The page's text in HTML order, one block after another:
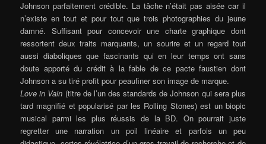
Johnson parfaitement crédible. La tâche n’était pas aisée car il
n’existe en tout et pour tout que trois photographies du jeune
damné. Suffisant pour concevoir une charte graphique dont
ressortent deux traits marquants, un sourire et un regard tout
aussi diaboliques que fascinants qui en leur temps ont sans
doute apporté du crédit à la fable de ce pacte faustien dont
Johnson a su tiré profit pour peaufiner son image de marque.
Love in Vain (titre de l’un des standards de Johnson qui sera plus
tard magnifié et popularisé par les Rolling Stones) est un biopic
musical parmi les plus réussis de la BD. On pourrait juste
regretter une narration un poil linéaire et parfois un peu